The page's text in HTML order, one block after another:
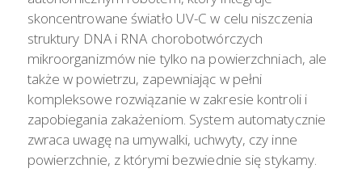
skoncentrowane światło UV-C w celu niszczenia
struktury DNA i RNA chorobotwórczych
mikroorganizmów nie tylko na powierzchniach, ale
także w powietrzu, zapewniając w pełni
kompleksowe rozwiązanie w zakresie kontroli i
zapobiegania zakażeniom. System automatycznie
zwraca uwagę na umywalki, uchwyty, czy inne
powierzchnie, z którymi bezwiednie się stykamy.